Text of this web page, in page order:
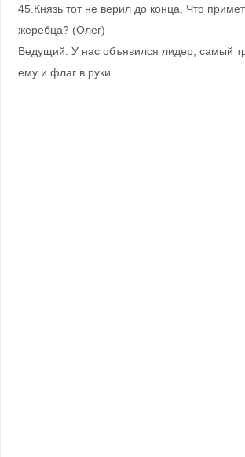
45.Князь тот не верил до конца, Что
жеребца? (Олег)
Ведущий: У нас объявился лидер, самый
ему и флаг в руки.